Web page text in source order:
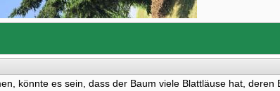
könnte es sein, dass der Baum viele Blattläuse hat,